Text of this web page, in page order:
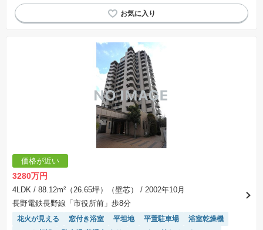
価格が近い
3280万円
4LDK / 88.12m²（26.65坪）（壁芯）
/ 2002年10月
長野電鉄長野線「市役所前」歩8分
花火が見える 窓付き浴室 平坦地 平置駐車場
浴室乾燥機